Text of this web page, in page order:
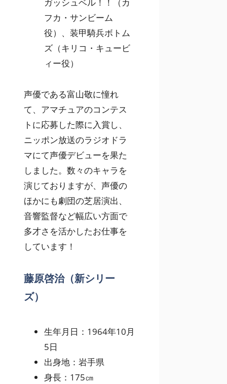
フカ・サンビーム
役）、装甲騎兵ボトム
ズ（キリコ・キュービ
ィー役）
声優である富山敬に憧れ
て、アマチュアのコンテス
トに応募した際に入賞し、
ニッポン放送のラジオドラ
マにて声優デビューを果た
しました。数々のキャラを
演じておりますが、声優の
ほかにも劇団の芝居演出、
音響監督など幅広い方面で
多才さを活かしたお仕事を
しています！
藤原啓治（新シリー
ズ）
生年月日：1964年10月
5日
出身地：岩手県
身長：175㎝